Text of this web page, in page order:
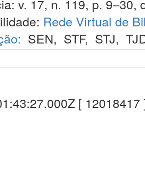
v. 17, n. 119, p. 9–30,
Rede Virtual de
SEN, STF, STJ,
[ 12018417